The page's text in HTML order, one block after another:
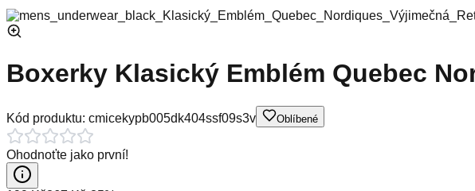
Boxerky Klasický Emblém Quebec
Kód produktu: cmicekypb005dk404ssf09s3v Oblíbené
Ohodnoťte jako první!